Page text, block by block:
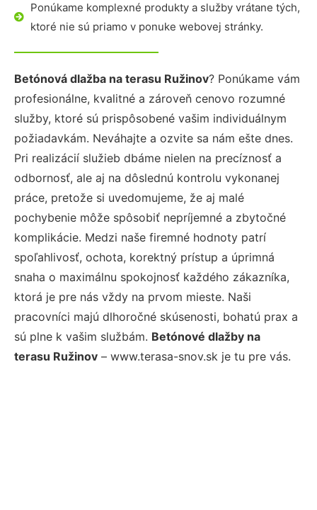
Ponúkame komplexné produkty a služby vrátane tých,
ktoré nie sú priamo v ponuke webovej stránky.
Betónová dlažba na terasu Ružinov? Ponúkame vám
profesionálne, kvalitné a zároveň cenovo rozumné
služby, ktoré sú prispôsobené vašim individuálnym
požiadavkám. Neváhajte a ozvite sa nám ešte dnes.
Pri realizácií služieb dbáme nielen na precíznosť a
odbornosť, ale aj na dôslednú kontrolu vykonanej
práce, pretože si uvedomujeme, že aj malé
pochybenie môže spôsobiť nepríjemné a zbytočné
komplikácie. Medzi naše firemné hodnoty patrí
spoľahlivosť, ochota, korektný prístup a úprimná
snaha o maximálnu spokojnosť každého zákazníka,
ktorá je pre nás vždy na prvom mieste. Naši
pracovníci majú dlhoročné skúsenosti, bohatú prax a
sú plne k vašim službám. Betónové dlažby na
terasu Ružinov – www.terasa-snov.sk je tu pre vás.